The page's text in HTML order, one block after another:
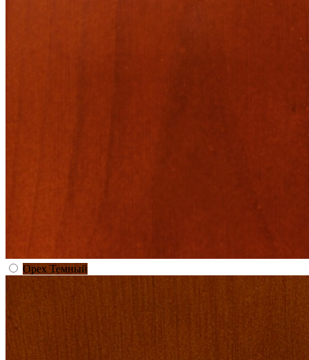
Орех Темный